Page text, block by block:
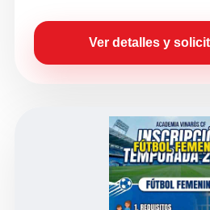
Ver detalles y